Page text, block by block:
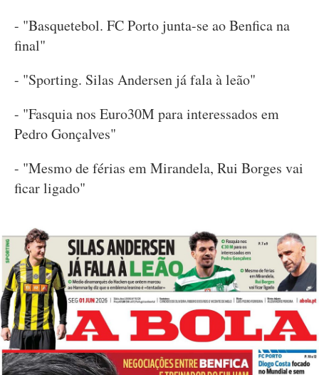
- "Basquetebol. FC Porto junta-se ao Benfica na
final"
- "Sporting. Silas Andersen já fala à leão"
- "Fasquia nos Euro30M para interessados em
Pedro Gonçalves"
- "Mesmo de férias em Mirandela, Rui Borges vai
ficar ligado"